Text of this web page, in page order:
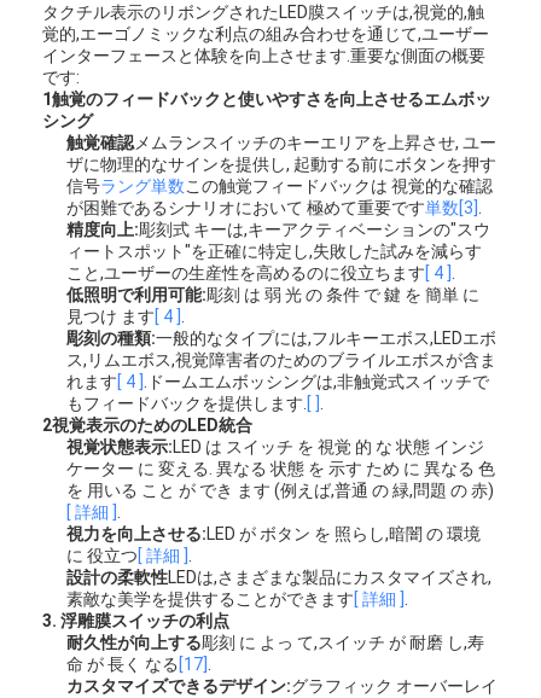
タクチル表示のリボングされたLED膜スイッチは,視覚的,触
覚的,エーゴノミックな利点の組み合わせを通じて,ユーザー
インターフェースと体験を向上させます.重要な側面の概要
です:
1触覚のフィードバックと使いやすさを向上させるエムボッ
シング
触覚確認 メムランスイッチのキーエリアを上昇させ, ユー
ザに物理的なサインを提供し, 起動する前にボタンを押す
信号ラング単数この触覚フィードバックは 視覚的な確認
が困難であるシナリオにおいて 極めて重要です単数[3]
精度向上:彫刻式 キーは,キーアクティベーションの"スウ
ィートスポット"を正確に特定し,失敗した試みを減らす
こと,ユーザーの生産性を高めるのに役立ちます[ 4 ]
低照明で利用可能:彫刻 は 弱 光 の 条件 で 鍵 を 簡単 に
見つけ ます[ 4 ]
彫刻の種類:一般的なタイプには,フルキーエボス,LEDエボ
ス,リムエボス,視覚障害者のためのブライルエボスが含ま
れます[ 4 ]
.ドームエムボッシングは,非触覚式スイッチで
もフィードバックを提供します. [ ]
2視覚表示のためのLED統合
視覚状態表示:LED は スイッチ を 視覚 的 な 状態 インジ
ケーター に 変える. 異なる 状態 を 示す ため に 異なる 色
を 用いる こと が でき ます (例えば,普通 の 緑,問題 の 赤)
[ 詳細 ]
視力を向上させる:LED が ボタン を 照らし,暗闇 の 環境
に 役立つ[ 詳細 ]
設計の柔軟性LEDは,さまざまな製品にカスタマイズされ,
素敵な美学を提供することができます[ 詳細 ]
3. 浮雕膜スイッチの利点
耐久性が向上する彫刻 に よっ て,スイッチ が 耐磨 し,寿
命 が 長く なる [17]
カスタマイズできるデザイン:グラフィック オーバーレイ